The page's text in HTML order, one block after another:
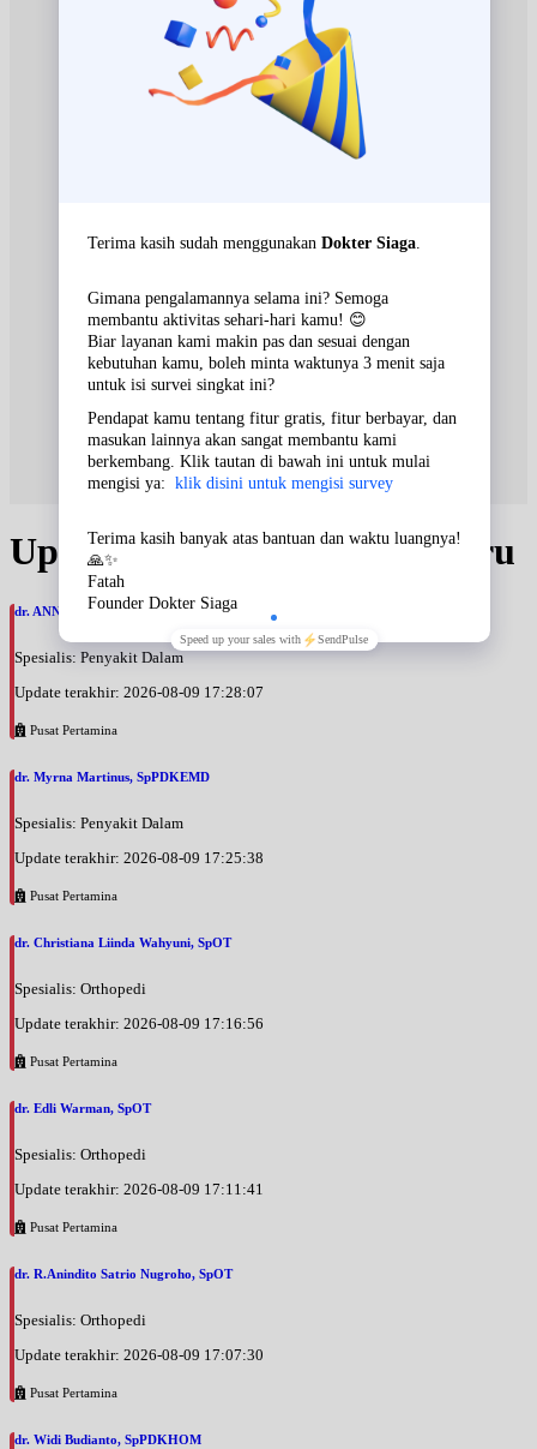
Update Jadwal Dokter terbaru
dr. ANNA ARIANE, SpPDKR
Spesialis: Penyakit Dalam
Update terakhir: 2026-08-09 17:28:07
Pusat Pertamina
dr. Myrna Martinus, SpPDKEMD
Spesialis: Penyakit Dalam
Update terakhir: 2026-08-09 17:25:38
Pusat Pertamina
dr. Christiana Liinda Wahyuni, SpOT
Spesialis: Orthopedi
Update terakhir: 2026-08-09 17:16:56
Pusat Pertamina
dr. Edli Warman, SpOT
Spesialis: Orthopedi
Update terakhir: 2026-08-09 17:11:41
Pusat Pertamina
dr. R.Anindito Satrio Nugroho, SpOT
Spesialis: Orthopedi
Update terakhir: 2026-08-09 17:07:30
Pusat Pertamina
dr. Widi Budianto, SpPDKHOM